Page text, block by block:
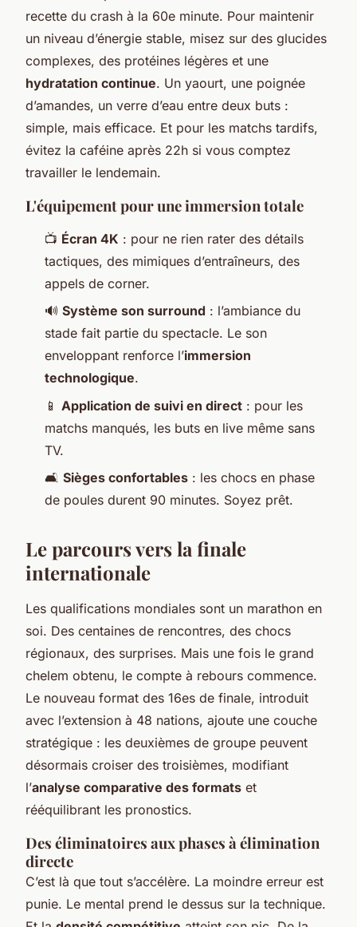
recette du crash à la 60e minute. Pour maintenir
un niveau d’énergie stable, misez sur des glucides
complexes, des protéines légères et une
hydratation continue. Un yaourt, une poignée
d’amandes, un verre d’eau entre deux buts :
simple, mais efficace. Et pour les matchs tardifs,
évitez la caféine après 22h si vous comptez
travailler le lendemain.
L'équipement pour une immersion totale
📺 Écran 4K : pour ne rien rater des détails
tactiques, des mimiques d’entraîneurs, des
appels de corner.
🔊 Système son surround : l’ambiance du
stade fait partie du spectacle. Le son
enveloppant renforce l’immersion
technologique.
📱 Application de suivi en direct : pour les
matchs manqués, les buts en live même sans
TV.
🛋️ Sièges confortables : les chocs en phase
de poules durent 90 minutes. Soyez prêt.
Le parcours vers la finale
internationale
Les qualifications mondiales sont un marathon en
soi. Des centaines de rencontres, des chocs
régionaux, des surprises. Mais une fois le grand
chelem obtenu, le compte à rebours commence.
Le nouveau format des 16es de finale, introduit
avec l’extension à 48 nations, ajoute une couche
stratégique : les deuxièmes de groupe peuvent
désormais croiser des troisièmes, modifiant
l’analyse comparative des formats et
rééquilibrant les pronostics.
Des éliminatoires aux phases à élimination
directe
C’est là que tout s’accélère. La moindre erreur est
punie. Le mental prend le dessus sur la technique.